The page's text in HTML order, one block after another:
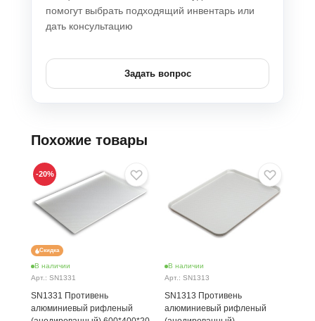
помогут выбрать подходящий инвентарь или
дать консультацию
Задать вопрос
Похожие товары
Скидка
В наличии
Арт.: SN1331
SN1331 Противень
алюминиевый рифленый
-20%
В наличии
Арт.: SN1313
SN1313 Противень
алюминиевый рифленый